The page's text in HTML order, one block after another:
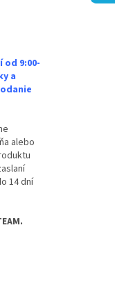
9:00-
a
alebo
14 dní